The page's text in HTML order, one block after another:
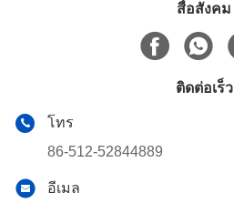
สื่อสังคม
ติดต่อเร็ว
โทร
86-512-52844889
อีเมล